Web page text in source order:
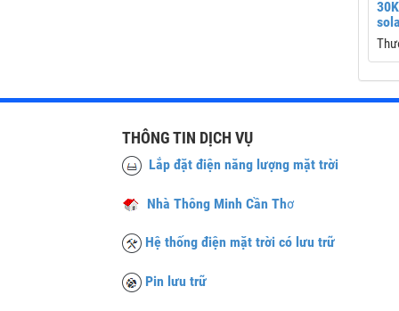
Wp
THÔNG TIN DỊCH VỤ
Lắp đặt điện năng lượng mặt trời
Nhà Thông Minh Cần Thơ
Hệ thống điện mặt trời có lưu trữ
Pin lưu trữ